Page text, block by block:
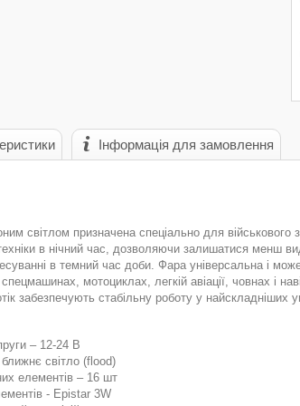
Інформація для замовлення
світлом призначена спеціально для
в нічний час, дозволяючи залишатися менш
в темний час доби. Фара універсальна і
мотоциклах, легкій авіації, човнах і
забезпечують стабільну роботу у найскладніших
– 12-24 В
ближнє світло (flood)
елементів – 16 шт
- Epistar 3W